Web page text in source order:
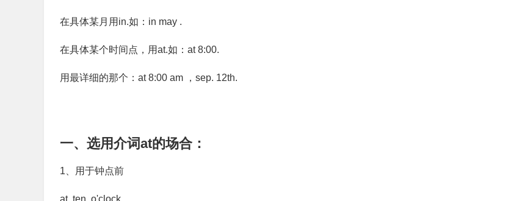
在具体某月用in.如：in may .
在具体某个时间点，用at.如：at 8:00.
用最详细的那个：at 8:00 am ，sep. 12th.
一、选用介词at的场合：
1、用于钟点前